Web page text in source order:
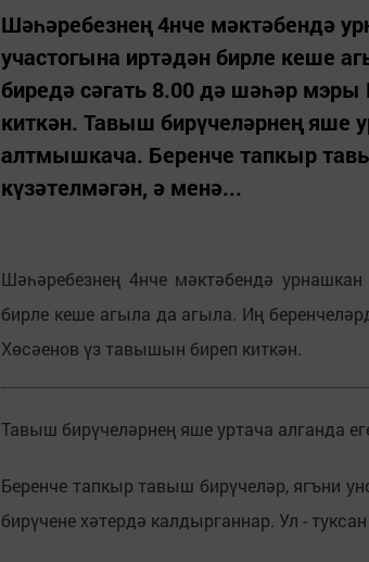
Шәһәребезнең 4нче мәктәбендә
участогына иртәдән бирле кеше
биредә сәгать 8.00 дә шәһәр
киткән. Тавыш бирүчеләрнең яше
алтмышкача. Беренче тапкыр
күзәтелмәгән, ә менә...
Шәһәребезнең 4нче мәктәбендә
бирле кеше агыла да агыла. Иң
Хөсәенов үз тавышын биреп киткән.
Тавыш бирүчеләрнең яше уртача алганда
Беренче тапкыр тавыш бирүчеләр, ягъни
бирүчене хәтердә калдырганнар. Ул -